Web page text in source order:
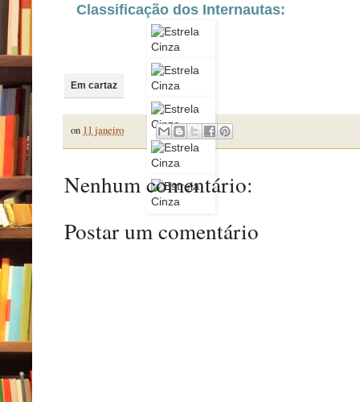
Classificação dos Internautas:
Em cartaz
on 11 janeiro
Nenhum comentário:
Postar um comentário